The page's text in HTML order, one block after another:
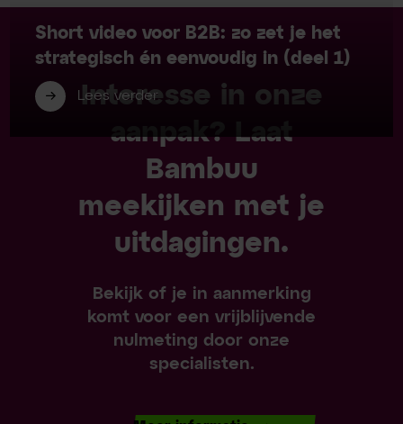
Short video voor B2B: zo zet je het
strategisch én eenvoudig in (deel 1)
Lees verder
Interesse in onze
aanpak? Laat
Bambuu
meekijken met je
uitdagingen.
Bekijk of je in aanmerking
komt voor een vrijblijvende
nulmeting door onze
specialisten.